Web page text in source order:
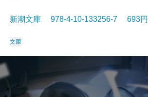
新潮文庫 978-4-10-133256-7 693
文庫